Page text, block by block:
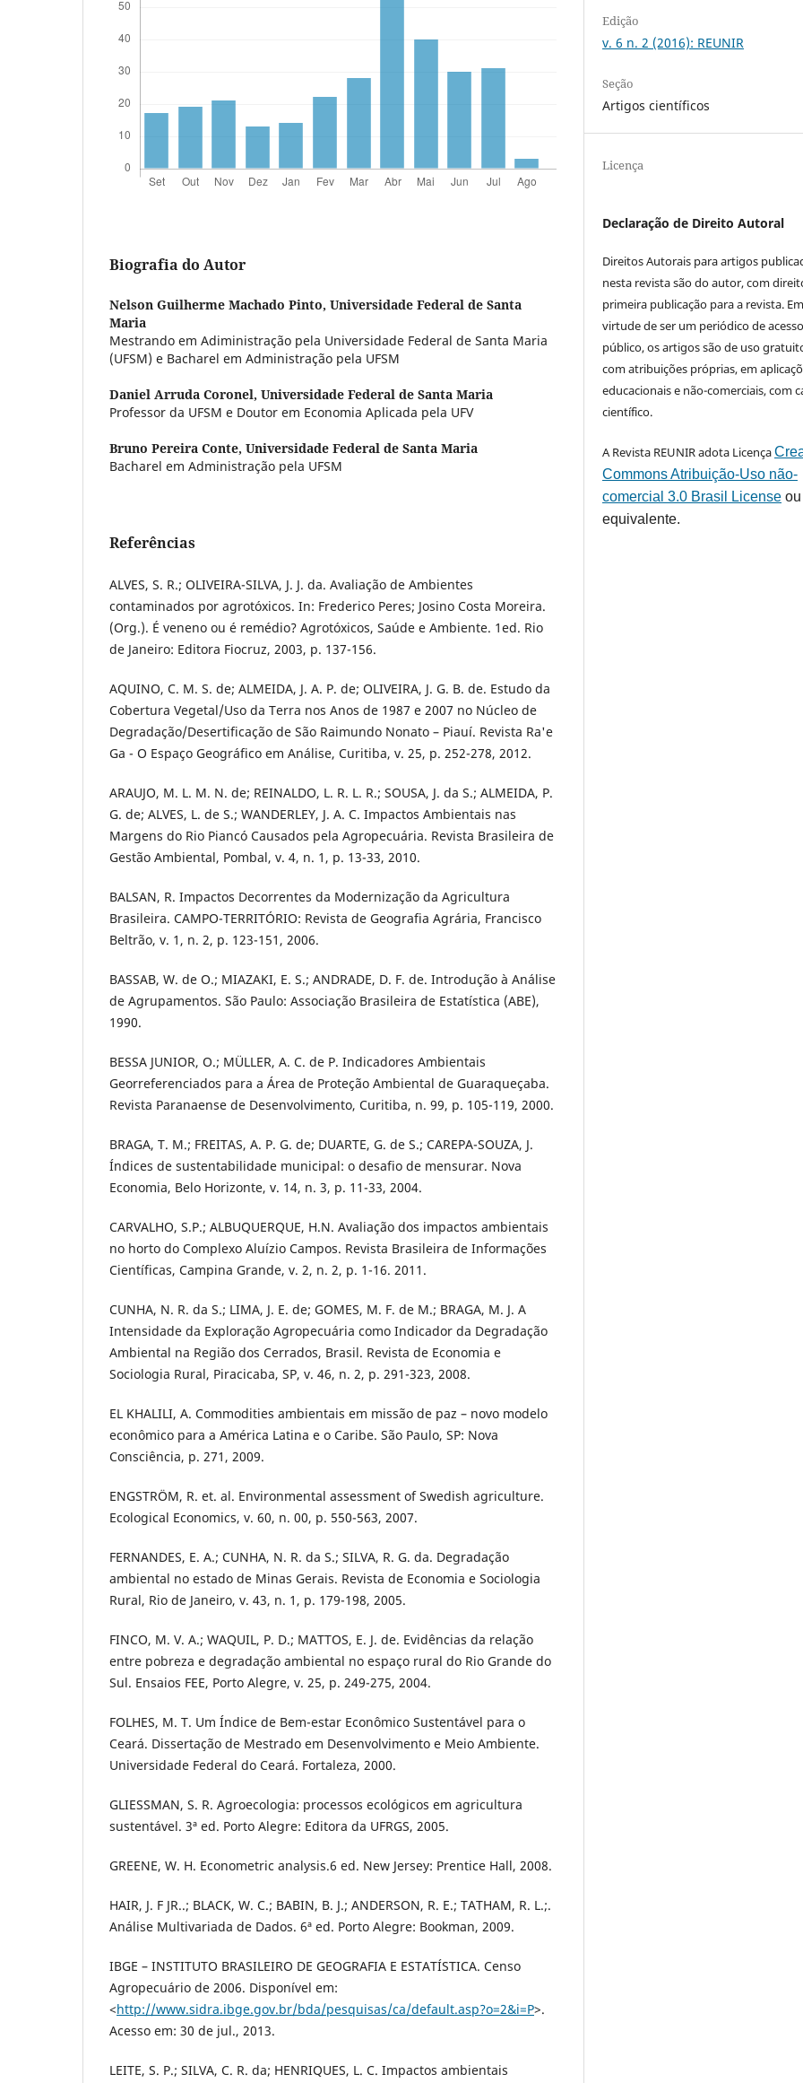
Biografia do Autor
Nelson Guilherme Machado Pinto, Universidade Federal de Santa
Maria
Mestrando em Adiministração pela Universidade Federal de Santa Maria
(UFSM) e Bacharel em Administração pela UFSM
Daniel Arruda Coronel, Universidade Federal de Santa Maria
Professor da UFSM e Doutor em Economia Aplicada pela UFV
Bruno Pereira Conte, Universidade Federal de Santa Maria
Bacharel em Administração pela UFSM
Referências
ALVES, S. R.; OLIVEIRA-SILVA, J. J. da. Avaliação de Ambientes
contaminados por agrotóxicos. In: Frederico Peres; Josino Costa Moreira.
(Org.). É veneno ou é remédio? Agrotóxicos, Saúde e Ambiente. 1ed. Rio
de Janeiro: Editora Fiocruz, 2003, p. 137-156.
AQUINO, C. M. S. de; ALMEIDA, J. A. P. de; OLIVEIRA, J. G. B. de. Estudo da
Cobertura Vegetal/Uso da Terra nos Anos de 1987 e 2007 no Núcleo de
Degradação/Desertificação de São Raimundo Nonato – Piauí. Revista Ra'e
Ga - O Espaço Geográfico em Análise, Curitiba, v. 25, p. 252-278, 2012.
ARAUJO, M. L. M. N. de; REINALDO, L. R. L. R.; SOUSA, J. da S.; ALMEIDA, P.
G. de; ALVES, L. de S.; WANDERLEY, J. A. C. Impactos Ambientais nas
Margens do Rio Piancó Causados pela Agropecuária. Revista Brasileira de
Gestão Ambiental, Pombal, v. 4, n. 1, p. 13-33, 2010.
BALSAN, R. Impactos Decorrentes da Modernização da Agricultura
Brasileira. CAMPO-TERRITÓRIO: Revista de Geografia Agrária, Francisco
Beltrão, v. 1, n. 2, p. 123-151, 2006.
BASSAB, W. de O.; MIAZAKI, E. S.; ANDRADE, D. F. de. Introdução à Análise
de Agrupamentos. São Paulo: Associação Brasileira de Estatística (ABE),
1990.
BESSA JUNIOR, O.; MÜLLER, A. C. de P. Indicadores Ambientais
Georreferenciados para a Área de Proteção Ambiental de Guaraqueçaba.
Revista Paranaense de Desenvolvimento, Curitiba, n. 99, p. 105-119, 2000.
BRAGA, T. M.; FREITAS, A. P. G. de; DUARTE, G. de S.; CAREPA-SOUZA, J.
Índices de sustentabilidade municipal: o desafio de mensurar. Nova
Economia, Belo Horizonte, v. 14, n. 3, p. 11-33, 2004.
CARVALHO, S.P.; ALBUQUERQUE, H.N. Avaliação dos impactos ambientais
no horto do Complexo Aluízio Campos. Revista Brasileira de Informações
Científicas, Campina Grande, v. 2, n. 2, p. 1-16. 2011.
CUNHA, N. R. da S.; LIMA, J. E. de; GOMES, M. F. de M.; BRAGA, M. J. A
Intensidade da Exploração Agropecuária como Indicador da Degradação
Ambiental na Região dos Cerrados, Brasil. Revista de Economia e
Sociologia Rural, Piracicaba, SP, v. 46, n. 2, p. 291-323, 2008.
EL KHALILI, A. Commodities ambientais em missão de paz – novo modelo
econômico para a América Latina e o Caribe. São Paulo, SP: Nova
Consciência, p. 271, 2009.
ENGSTRÖM, R. et. al. Environmental assessment of Swedish agriculture.
Ecological Economics, v. 60, n. 00, p. 550-563, 2007.
FERNANDES, E. A.; CUNHA, N. R. da S.; SILVA, R. G. da. Degradação
ambiental no estado de Minas Gerais. Revista de Economia e Sociologia
Rural, Rio de Janeiro, v. 43, n. 1, p. 179-198, 2005.
FINCO, M. V. A.; WAQUIL, P. D.; MATTOS, E. J. de. Evidências da relação
entre pobreza e degradação ambiental no espaço rural do Rio Grande do
Sul. Ensaios FEE, Porto Alegre, v. 25, p. 249-275, 2004.
FOLHES, M. T. Um Índice de Bem-estar Econômico Sustentável para o
Ceará. Dissertação de Mestrado em Desenvolvimento e Meio Ambiente.
Universidade Federal do Ceará. Fortaleza, 2000.
GLIESSMAN, S. R. Agroecologia: processos ecológicos em agricultura
sustentável. 3ª ed. Porto Alegre: Editora da UFRGS, 2005.
GREENE, W. H. Econometric analysis.6 ed. New Jersey: Prentice Hall, 2008.
HAIR, J. F JR..; BLACK, W. C.; BABIN, B. J.; ANDERSON, R. E.; TATHAM, R. L.;.
Análise Multivariada de Dados. 6ª ed. Porto Alegre: Bookman, 2009.
IBGE – INSTITUTO BRASILEIRO DE GEOGRAFIA E ESTATÍSTICA. Censo
Agropecuário de 2006. Disponível em:
<http://www.sidra.ibge.gov.br/bda/pesquisas/ca/default.asp?o=2&i=P>.
Acesso em: 30 de jul., 2013.
LEITE, S. P.; SILVA, C. R. da; HENRIQUES, L. C. Impactos ambientais
Edição
v. 6 n. 2 (2016): REUNIR
Seção
Artigos científicos
Licença
Declaração de Direito Autoral
Direitos Autorais para artigos
nesta revista são do autor, com
primeira publicação para a revista.
virtude de ser um periódico de
público, os artigos são de uso
com atribuições próprias, em
educacionais e não-comerciais, com
científico.
A Revista REUNIR adota Licença
Commons Atribuição-Uso não-
comercial 3.0 Brasil License
equivalente.